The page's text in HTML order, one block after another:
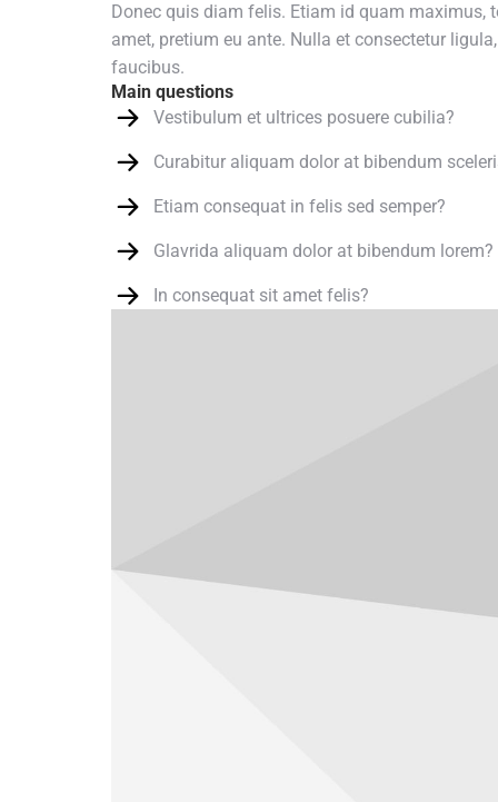
Donec quis diam felis. Etiam id quam maximus,
amet, pretium eu ante. Nulla et consectetur
faucibus.
Main questions
Vestibulum et ultrices posuere cubilia?
Curabitur aliquam dolor at bibendum
Etiam consequat in felis sed semper?
Glavrida aliquam dolor at bibendum lorem?
In consequat sit amet felis?